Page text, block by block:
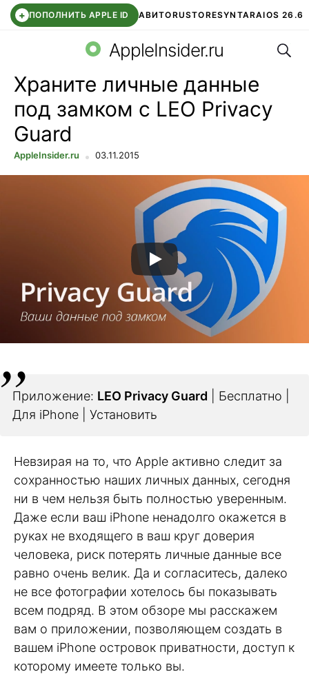
+ ПОПОЛНИТЬ APPLE ID АВИТОRUSTORESYNTARAIOS 26.6
СБЕР КИДС ЧАТ ROBLOXВТБ ОНЛАЙН
AppleInsider.ru
Храните личные данные
под замком с LEO Privacy
Guard
AppleInsider.ru 03.11.2015
Приложение: LEO Privacy Guard | Бесплатно |
Для iPhone | Установить
Невзирая на то, что Apple активно следит за
сохранностью наших личных данных, сегодня
ни в чем нельзя быть полностью уверенным.
Даже если ваш iPhone ненадолго окажется в
руках не входящего в ваш круг доверия
человека, риск потерять личные данные все
равно очень велик. Да и согласитесь, далеко
не все фотографии хотелось бы показывать
всем подряд. В этом обзоре мы расскажем
вам о приложении, позволяющем создать в
вашем iPhone островок приватности, доступ к
которому имеете только вы.